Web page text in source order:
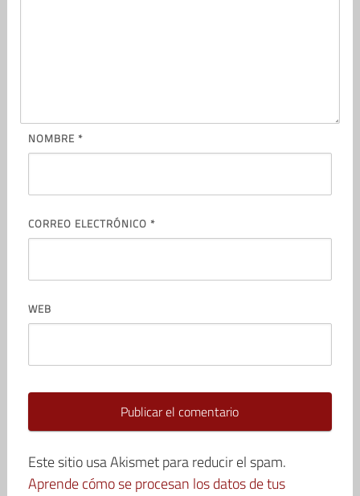
NOMBRE *
CORREO ELECTRÓNICO *
WEB
Este sitio usa Akismet para reducir el spam.
Aprende cómo se procesan los datos de tus